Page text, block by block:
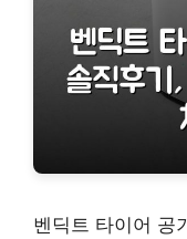
벤딕트 타이어 공